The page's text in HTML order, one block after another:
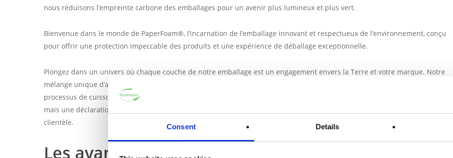
Consent Details
nous réduisons l’empreinte carbone des emballages pour un avenir plus lumineux et plus vert.
Bienvenue dans le monde de PaperFoam®, l’incarnation de l’emballage innovant et respectueux de l’environnement, conçu
pour offrir une protection impeccable des produits et une expérience de déballage exceptionnelle.
Plongez dans un univers où chaque couche de notre emballage est un engagement envers la Terre et votre marque. Notre
mélange unique d’amidon industriel, de fibres naturelles et d’un prémélange spécialisé se transforme au cours d’un
processus de cuisson précis dans des moules personnalisés, créant ainsi un emballage qui n’est pas seulement un contenant,
mais une déclaration. Une déclaration sur mesure qui reflète l’engagement de votre marque envers la planète et votre
clientèle.
Les avantages de l’emballage PaperFoam®